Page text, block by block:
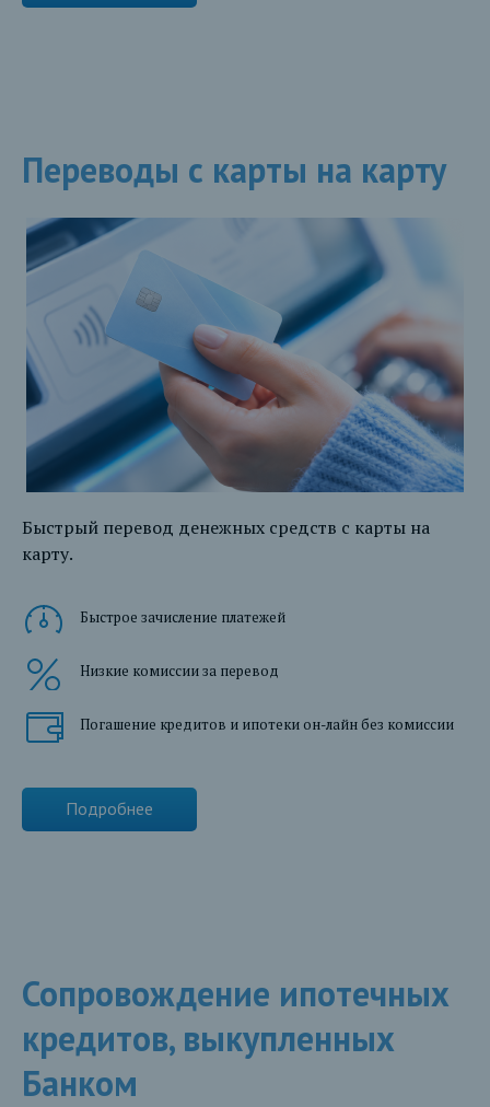
Переводы с карты на карту
Быстрый перевод денежных средств с карты на
карту.
Быстрое зачисление платежей
Низкие комиссии за перевод
Погашение кредитов и ипотеки он-лайн без комиссии
Подробнее
Сопровождение ипотечных
кредитов, выкупленных
Банком